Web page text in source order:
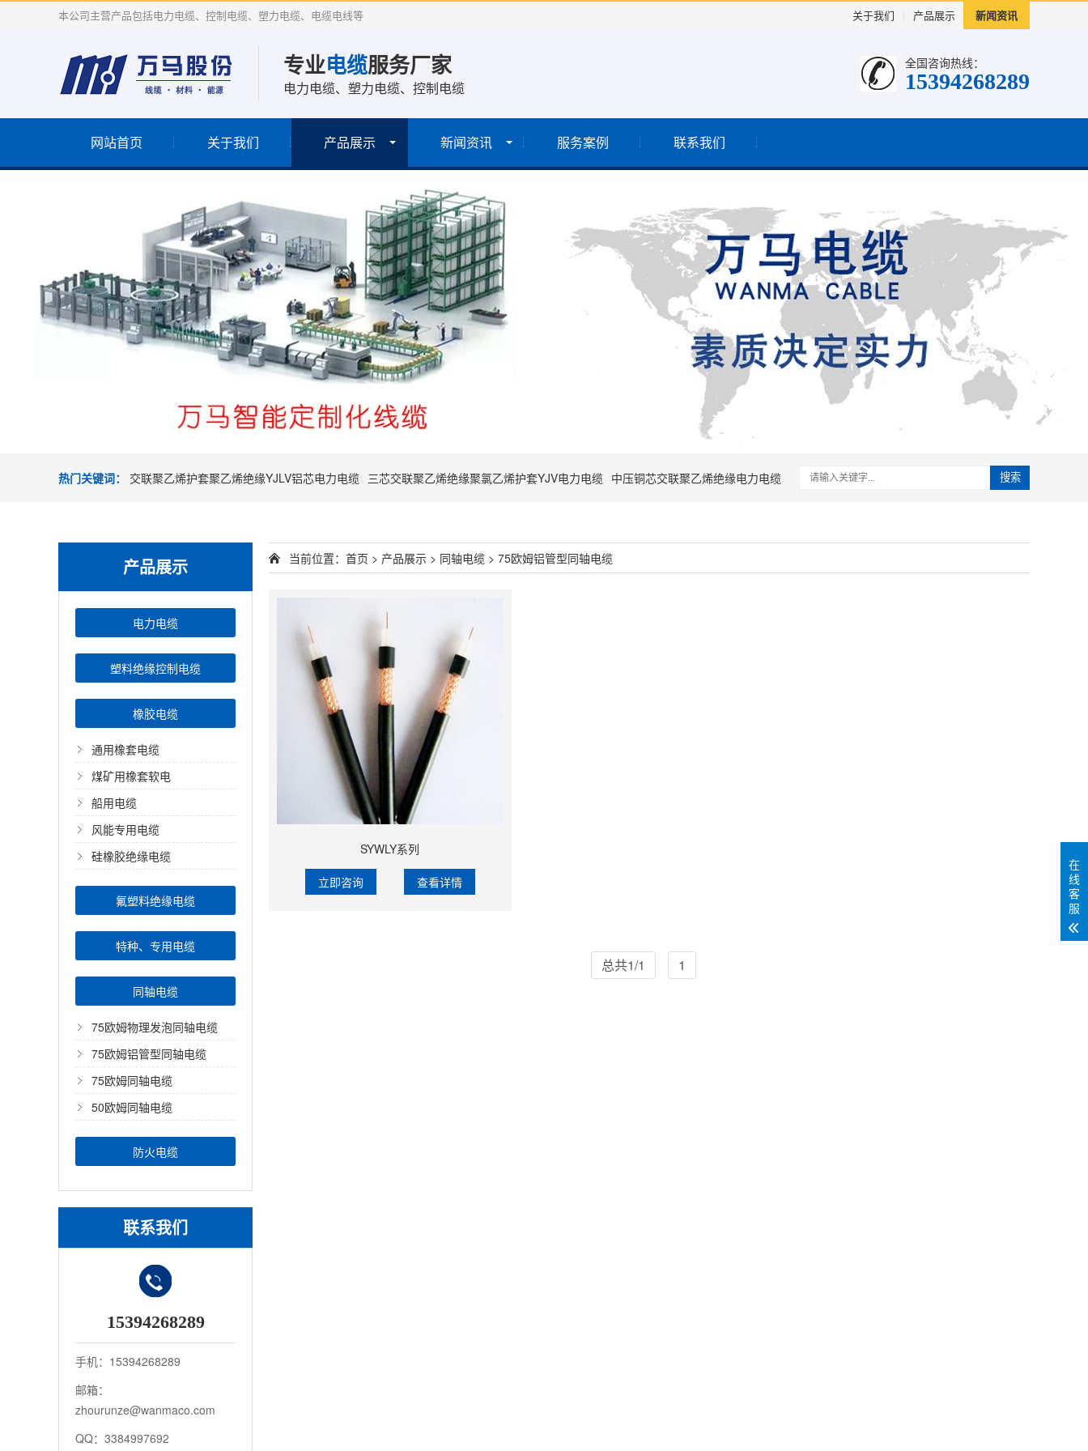
关于我们 产品展示 新闻资讯
本公司主营产品包括电力电缆、控制电缆、塑力电缆、电缆电线等
专业电缆服务厂家
电力电缆、塑力电缆、控制电缆
全国咨询热线：
15394268289
网站首页 关于我们 产品展示 新闻资讯 服务案例 联系我们
热门关键词： 交联聚乙烯护套聚乙烯绝缘YJLV铝芯电力电缆 三芯交联聚乙烯绝缘聚氯乙烯护套YJV电力电缆 中压铜芯交联聚乙烯绝缘电力电缆 搜索
产品展示
电力电缆
塑料绝缘控制电缆
橡胶电缆
通用橡套电缆
煤矿用橡套软电
船用电缆
风能专用电缆
硅橡胶绝缘电缆
氟塑料绝缘电缆
特种、专用电缆
同轴电缆
75欧姆物理发泡同轴电缆
75欧姆铝管型同轴电缆
75欧姆同轴电缆
50欧姆同轴电缆
防火电缆
联系我们
15394268289
手机：15394268289
邮箱：
zhourunze@wanmaco.com
QQ：3384997692
当前位置： 首页 > 产品展示 > 同轴电缆 > 75欧姆铝管型同轴电缆
SYWLY系列
立即咨询 查看详情
总共1/1 1
在
线
客
服